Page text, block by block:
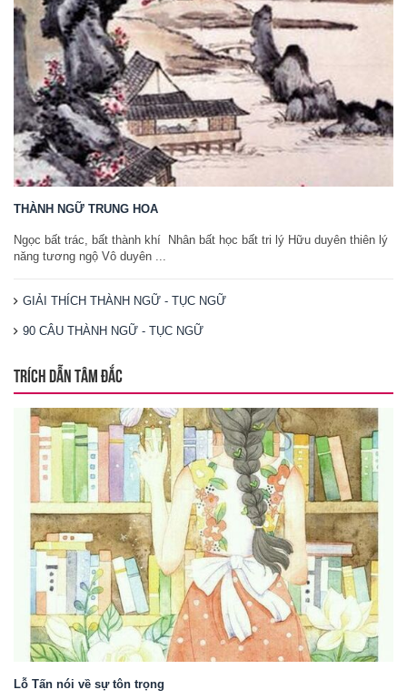
THÀNH NGỮ TRUNG HOA
Ngọc bất trác, bất thành khí Nhân bất học bất tri lý Hữu duyên thiên lý
năng tương ngộ Vô duyên ...
GIẢI THÍCH THÀNH NGỮ - TỤC NGỮ
90 CÂU THÀNH NGỮ - TỤC NGỮ
TRÍCH DẪN TÂM ĐẮC
Lỗ Tấn nói về sự tôn trọng